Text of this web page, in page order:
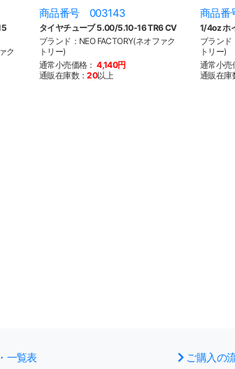
ク
商品番号 003143
タイヤチューブ 5.00/5.10-16 TR6 CV
ブランド：NEO FACTORY(ネオファク
トリー)
通常小売価格： 4,140円
通販在庫数：20以上
商品
1/4oz ホ
ブランド
トリー)
通常小売
通販在庫
一覧表
ご購入の